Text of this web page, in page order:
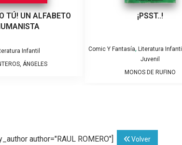
TÚ! UN ALFABETO
Infantil
ÁNGELES
¡PSST..!
Comic Y Fantasía, Literatura Infantil
Juvenil
MONOS DE RUFINO
author="RAUL ROMERO"] Volver